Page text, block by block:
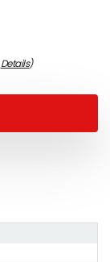
Details)